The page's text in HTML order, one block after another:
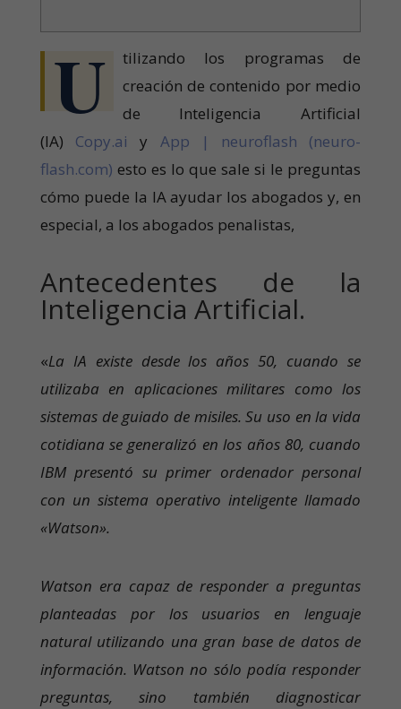
U
tilizando los programas de
creación de contenido por medio
de Inteligencia Artificial
(IA) Copy.ai y App | neuroflash (neuro-
flash.com) esto es lo que sale si le preguntas
cómo puede la IA ayudar los abogados y, en
especial, a los abogados penalistas,
Antecedentes de la
Inteligencia Artificial.
«La IA existe desde los años 50, cuando se
utilizaba en aplicaciones militares como los
sistemas de guiado de misiles. Su uso en la vida
cotidiana se generalizó en los años 80, cuando
IBM presentó su primer ordenador personal
con un sistema operativo inteligente llamado
«Watson».
Watson era capaz de responder a preguntas
planteadas por los usuarios en lenguaje
natural utilizando una gran base de datos de
información. Watson no sólo podía responder
preguntas, sino también diagnosticar